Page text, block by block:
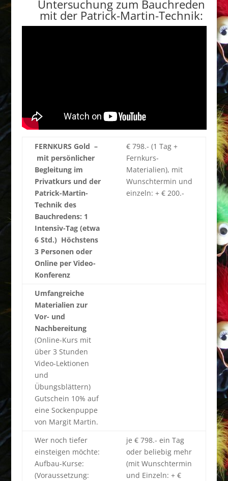
Untersuchung zum Bauchreden
mit der Patrick-Martin-Technik:
FERNKURS Gold –
mit persönlicher
Begleitung im
Privatkurs und der
Patrick-Martin-
Technik des
Bauchredens: 1
Intensiv-Tag (etwa
6 Std.) Höchstens
3 Personen oder
Online per Video-
Konferenz
€ 798.- (1 Tag +
Fernkurs-
Materialien), mit
Wunschtermin und
einzeln: + € 200.-
Umfangreiche
Materialien zur
Vor- und
Nachbereitung
(Online-Kurs mit
über 3 Stunden
Video-Lektionen
und
Übungsblättern)
Gutschein 10% auf
eine Sockenpuppe
von Margit Martin.
Wer noch tiefer
einsteigen möchte:
Aufbau-Kurse:
(Voraussetzung:
je € 798.- ein Tag
oder beliebig mehr
(mit Wunschtermin
und Einzeln: + €